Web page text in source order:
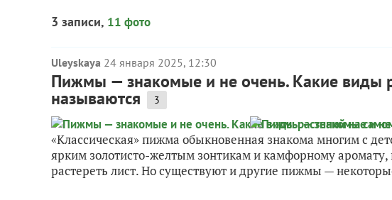
3 записи, 11 фото
Uleyskaya 24 января 2025, 12:30
Пижмы — знакомые и не очень. Какие виды
называются 3
«Классическая» пижма обыкновенная знакома многим с
ярким золотисто-желтым зонтикам и камфорному аромату,
растереть лист. Но существуют и другие пижмы —